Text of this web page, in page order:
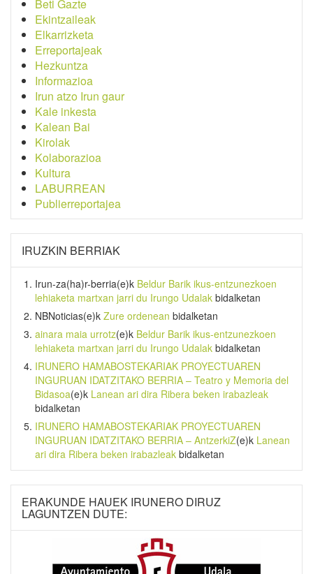
Beti Gazte
Ekintzaileak
Elkarrizketa
Erreportajeak
Hezkuntza
Informazioa
Irun atzo Irun gaur
Kale inkesta
Kalean Bai
Kirolak
Kolaborazioa
Kultura
LABURREAN
Publierreportajea
IRUZKIN BERRIAK
Irun-za(ha)r-berria(e)k Beldur Barik ikus-entzunezkoen
lehiaketa martxan jarri du Irungo Udalak bidalketan
NBNoticias(e)k Zure ordenean bidalketan
ainara maia urrotz(e)k Beldur Barik ikus-entzunezkoen
lehiaketa martxan jarri du Irungo Udalak bidalketan
IRUNERO HAMABOSTEKARIAK PROYECTUAREN
INGURUAN IDATZITAKO BERRIA – Teatro y Memoria del
Bidasoa(e)k Lanean ari dira Ribera beken irabazleak
bidalketan
IRUNERO HAMABOSTEKARIAK PROYECTUAREN
INGURUAN IDATZITAKO BERRIA – AntzerkiZ(e)k Lanean
ari dira Ribera beken irabazleak bidalketan
ERAKUNDE HAUEK IRUNERO DIRUZ
LAGUNTZEN DUTE: